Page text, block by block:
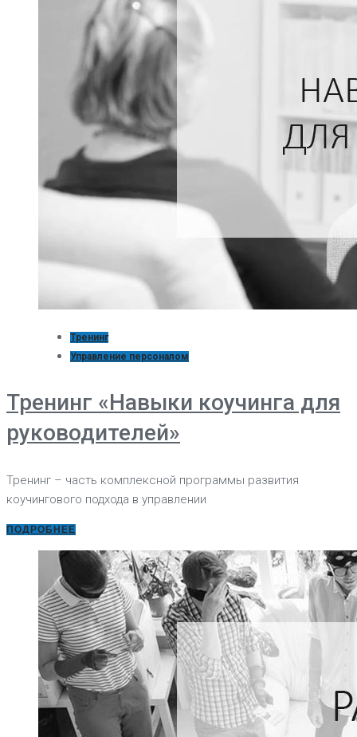
Тренинг
Управление персоналом
Тренинг «Навыки коучинга для
руководителей»
Тренинг – часть комплексной программы развития
коучингового подхода в управлении
ПОДРОБНЕЕ